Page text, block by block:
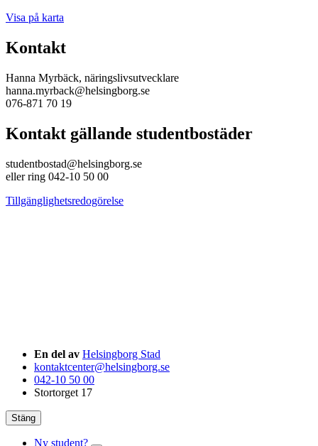
Visa på karta
Kontakt
Hanna Myrbäck, näringslivsutvecklare
hanna.myrback@helsingborg.se
076-871 70 19
Kontakt gällande studentbostäder
studentbostad@helsingborg.se
eller ring 042-10 50 00
Tillgänglighetsredogörelse
En del av Helsingborg Stad
kontaktcenter@helsingborg.se
042-10 50 00
Stortorget 17
Stäng
Ny student?